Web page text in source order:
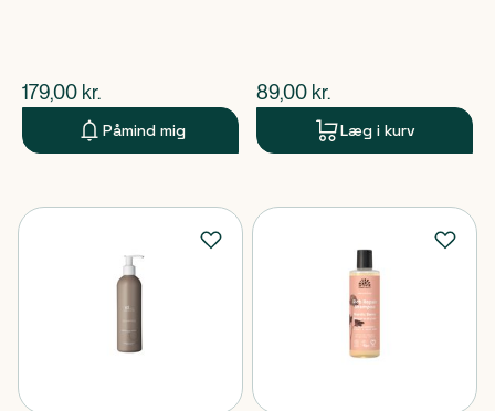
$nuværende pris
179,00 kr.
Påmind mig
$nuværende pris
89,00 kr.
Læg i kurv